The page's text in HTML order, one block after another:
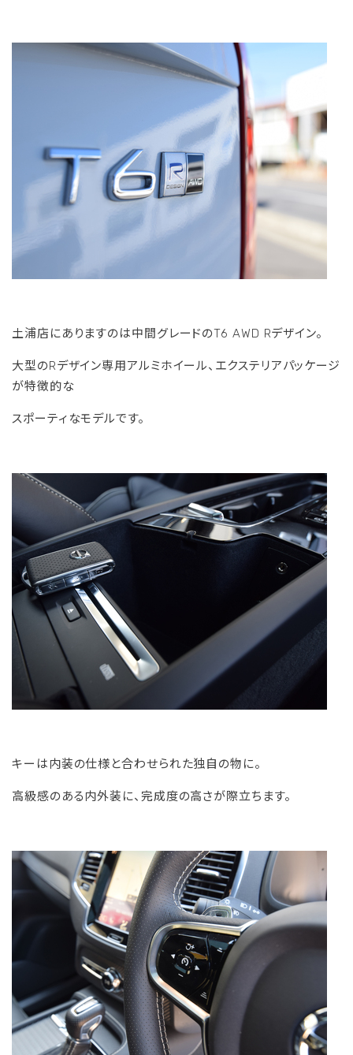
土浦店にありますのは中間グレードのT6 AWD Rデザイン。
大型のRデザイン専用アルミホイール、エクステリアパッケージ
が特徴的な
スポーティなモデルです。
キーは内装の仕様と合わせられた独自の物に。
高級感のある内外装に、完成度の高さが際立ちます。